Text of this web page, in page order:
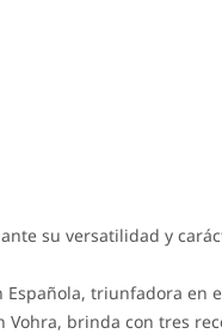
su versatilidad y
Española, triunfadora en
Vohra, brinda con tres